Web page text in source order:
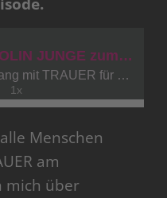
Menschen
am
mich über